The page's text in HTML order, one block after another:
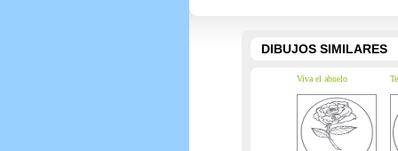
DIBUJOS SIMILARES
Viva el abuelo